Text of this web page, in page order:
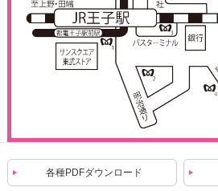
各種PDFダウンロード